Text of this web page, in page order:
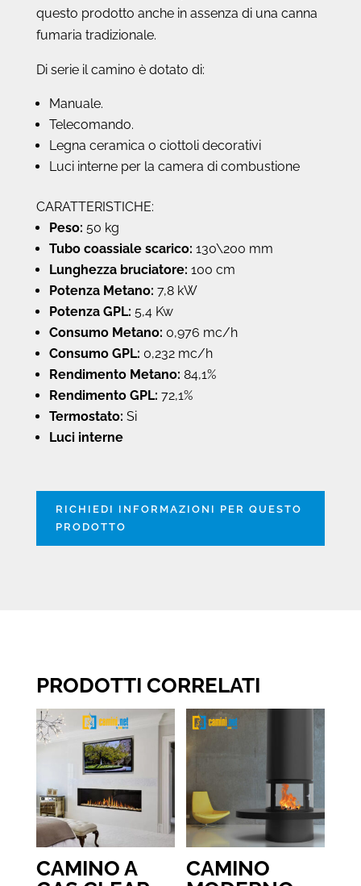
questo prodotto anche in assenza di una canna
fumaria tradizionale.
Di serie il camino è dotato di:
Manuale.
Telecomando.
Legna ceramica o ciottoli decorativi
Luci interne per la camera di combustione
CARATTERISTICHE:
Peso: 50 kg
Tubo coassiale scarico: 130\200 mm
Lunghezza bruciatore: 100 cm
Potenza Metano: 7,8 kW
Potenza GPL: 5,4 Kw
Consumo Metano: 0,976 mc/h
Consumo GPL: 0,232 mc/h
Rendimento Metano: 84,1%
Rendimento GPL: 72,1%
Termostato: Si
Luci interne
RICHIEDI INFORMAZIONI PER QUESTO
PRODOTTO
PRODOTTI CORRELATI
CAMINO A
CAMINO